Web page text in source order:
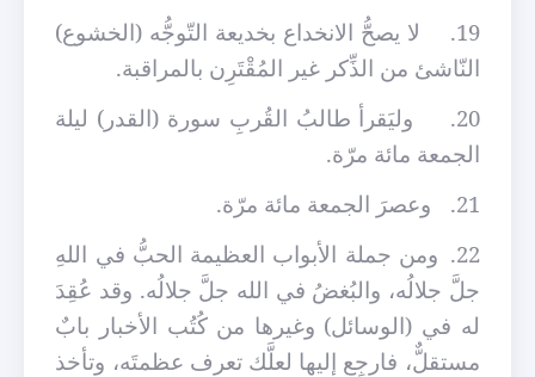
19.
لا يصحُّ الانخداع بخديعة التّوجُّه (الخشوع)
النّاشئ من الذِّكر غير المُقْتَرِن بالمراقبة.
20.
وليَقرأ طالبُ القُربِ سورة (القدر) ليلة
الجمعة مائة مرّة.
21.
وعصرَ الجمعة مائة مرّة.
22.
ومن جملة الأبواب العظيمة الحبُّ في اللهِ
جلَّ جلالُه، والبُغضُ في الله جلَّ جلالُه. وقد عُقِدَ
له في (الوسائل) وغيرها من كُتُب الأخبار بابٌ
مستقلٌّ، فارجِع إليها لعلَّك تعرف عظمتَه، وتأخذ